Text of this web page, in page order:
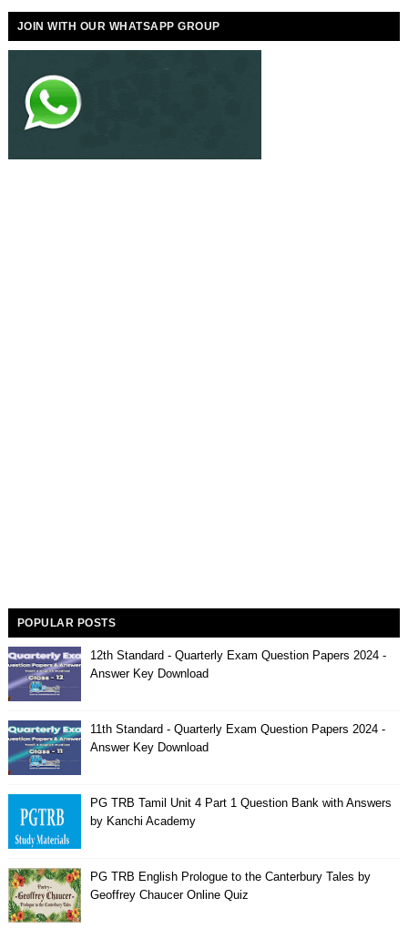
JOIN WITH OUR WHATSAPP GROUP
POPULAR POSTS
12th Standard - Quarterly Exam Question Papers 2024 -
Answer Key Download
11th Standard - Quarterly Exam Question Papers 2024 -
Answer Key Download
PG TRB Tamil Unit 4 Part 1 Question Bank with Answers
by Kanchi Academy
PG TRB English Prologue to the Canterbury Tales by
Geoffrey Chaucer Online Quiz